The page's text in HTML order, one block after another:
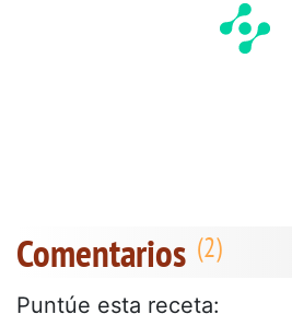
Comentarios
Puntúe esta receta: